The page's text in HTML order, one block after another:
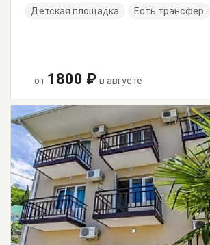
Детская площадка
Есть трансфер
от 1800 ₽ в августе